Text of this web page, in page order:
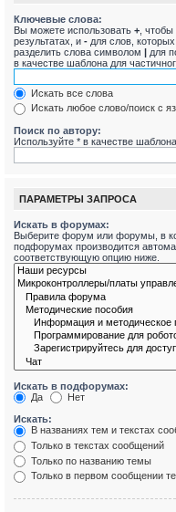
Ключевые слова:
Вы можете использовать + ,
результатах, и - для слов,
разделить слова символом | для
в качестве шаблона для
Искать все слова
Искать любое слово/поиск с
Поиск по автору:
Используйте * в качестве шаблона.
ПАРАМЕТРЫ ЗАПРОСА
Искать в форумах:
Выберите форум или форумы, в
подфорумах производится
соответствующую опцию ниже.
Искать в подфорумах:
Да
Нет
Искать:
В названиях тем и текстах
Только в текстах сообщений
Только по названию темы
Только в первом сообщении